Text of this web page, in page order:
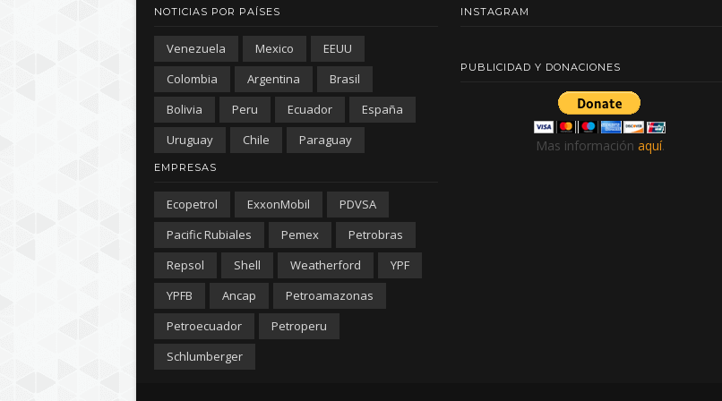
NOTICIAS POR PAÍSES
Venezuela Mexico
EEUU
Colombia
Argentina
Brasil
Bolivia
Peru Ecuador
España
Uruguay
Chile Paraguay
EMPRESAS
Ecopetrol ExxonMobil
PDVSA
Pacific Rubiales
Pemex
Petrobras
Repsol
Shell Weatherford
YPF
YPFB
Ancap
Petroamazonas
Petroecuador
Petroperu
Schlumberger
INSTAGRAM
PUBLICIDAD Y DONACIONES
Mas información aquí.